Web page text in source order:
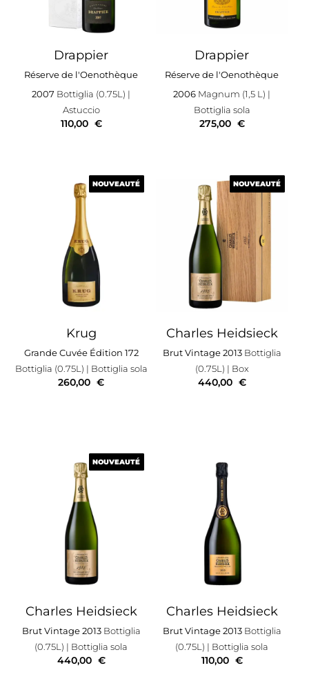
Drappier
Réserve de l'Oenothèque
2007 Bottiglia (0.75L) |
Astuccio
110,00 €
Drappier
Réserve de l'Oenothèque
2006 Magnum (1,5 L) |
Bottiglia sola
275,00 €
NOUVEAUTÉ
Krug
Grande Cuvée Édition 172
Bottiglia (0.75L) | Bottiglia sola
NOUVEAUTÉ
260,00 €
NOUVEAUTÉ
Charles Heidsieck
Brut Vintage 2013Bottiglia
(0.75L) | Box
NOUVEAUTÉ
440,00 €
NOUVEAUTÉ
Charles Heidsieck
Brut Vintage 2013Bottiglia
(0.75L) | Bottiglia sola
NOUVEAUTÉ
440,00 €
Charles Heidsieck
Brut Vintage 2013Bottiglia
(0.75L) | Bottiglia sola
110,00 €